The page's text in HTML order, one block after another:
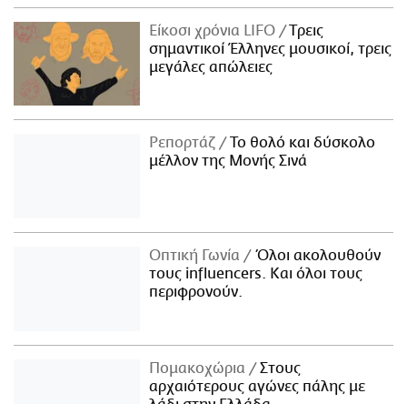
Είκοσι χρόνια LIFO
Tρεις
σημαντικοί Έλληνες μουσικοί, τρεις
μεγάλες απώλειες
Ρεπορτάζ
Το θολό και δύσκολο
μέλλον της Μονής Σινά
Οπτική Γωνία
Όλοι ακολουθούν
τους influencers. Και όλοι τους
περιφρονούν.
Πομακοχώρια
Στους
αρχαιότερους αγώνες πάλης με